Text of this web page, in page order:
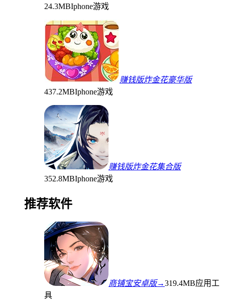
24.3MBIphone游戏
赚钱版炸金花豪华版
437.2MBIphone游戏
赚钱版炸金花集合版
352.8MBIphone游戏
推荐软件
商铺宝安卓版→319.4MB应用工
具